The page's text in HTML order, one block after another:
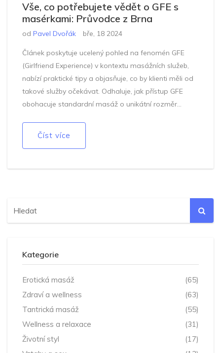
Vše, co potřebujete vědět o GFE s
masérkami: Průvodce z Brna
od Pavel Dvořák bře, 18 2024
Článek poskytuje ucelený pohled na fenomén GFE
(Girlfriend Experience) v kontextu masážních služeb,
nabízí praktické tipy a objasňuje, co by klienti měli od
takové služby očekávat. Odhaluje, jak přístup GFE
obohacuje standardní masáž o unikátní rozměr
masérkou. Přináší konkrétní rady, jak najít kvalitní
Číst více
Kategorie
Erotická masáž
(65)
Zdraví a wellness
(63)
Tantrická masáž
(55)
Wellness a relaxace
(31)
Životní styl
(17)